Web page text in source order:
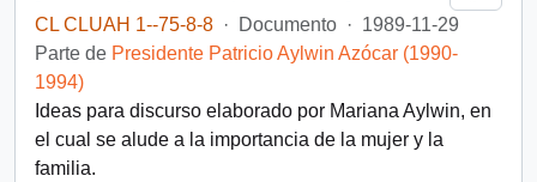
CL CLUAH 1--75-8-8 · Documento · 1989-11-29
Parte de Presidente Patricio Aylwin Azócar (1990-
1994)
Ideas para discurso elaborado por Mariana Aylwin, en
el cual se alude a la importancia de la mujer y la
familia.